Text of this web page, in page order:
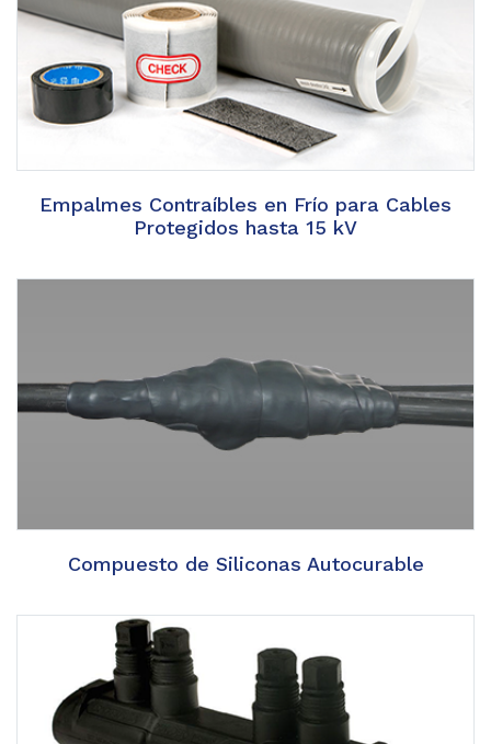
Empalmes Contraíbles en Frío para Cables
Protegidos hasta 15 kV
Compuesto de Siliconas Autocurable